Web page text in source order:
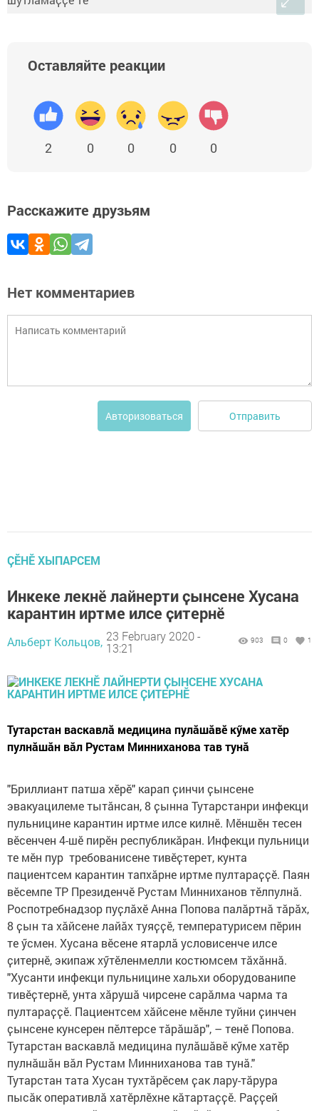
Оставляйте реакции
2 0 0 0 0
Расскажите друзьям
Нет комментариев
Авторизоваться Отправить
ÇӖНӖ ХЫПАРСЕМ
Инкеке лекнӗ лайнерти ҫынсене Хусана
карантин иртме илсе ҫитернӗ
Альберт Кольцов, 23 February 2020 -
13:21
903 0 1
Тутарстан васкавлӑ медицина пулӑшӑвӗ кӳме хатӗр
пулнӑшӑн вӑл Рустам Минниханова тав тунӑ
"Бриллиант патша хӗрӗ" карап ҫинчи ҫынсене
эвакуацилеме тытӑнсан, 8 ҫынна Тутарстанри инфекци
пульницине карантин иртме илсе килнӗ. Мӗншӗн тесен
вӗсенчен 4-шӗ пирӗн республикӑран. Инфекци пульници
те мӗн пур требованисене тивӗҫтерет, кунта
пациентсем карантин тапхӑрне иртме пултараҫҫӗ. Паян
вӗсемпе ТР Президенчӗ Рустам Минниханов тӗлпулнӑ.
Роспотребнадзор пуҫлӑхӗ Анна Попова палӑртнӑ тӑрӑх,
8 ҫын та хӑйсене лайӑх туяҫҫӗ, температурисем пӗрин
те ӳсмен. Хусана вӗсене ятарлӑ условисенче илсе
ҫитернӗ, экипаж хӳтӗленмелли костюмсем тӑхӑннӑ.
"Хусанти инфекци пульницине хальхи оборудованипе
тивӗҫтернӗ, унта хӑрушӑ чирсене сарӑлма чарма та
пултараҫҫӗ. Пациентсем хӑйсене мӗнле туйни ҫинчен
ҫынсене кунсерен пӗлтерсе тӑрӑшӑр", – тенӗ Попова.
Тутарстан васкавлӑ медицина пулӑшӑвӗ кӳме хатӗр
пулнӑшӑн вӑл Рустам Минниханова тав тунӑ."
Тутарстан тата Хусан тухтӑрӗсем ҫак лару-тӑрура
пысӑк оперативлӑ хатӗрлӗхне кӑтартаҫҫӗ. Раҫҫей